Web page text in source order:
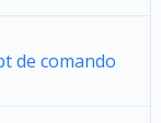
de comando